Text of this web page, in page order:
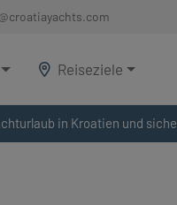
in Kroatien und
Reiseziele